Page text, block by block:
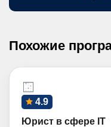
Похожие
4.9
Юрист в сфере IT